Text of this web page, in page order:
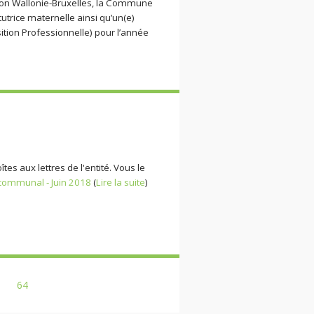
Wallonie-Bruxelles, la Commune
maternelle ainsi qu’un(e)
Professionnelle) pour l’année
aux lettres de l'entité. Vous le
- Juin 2018 (Lire la suite)
64